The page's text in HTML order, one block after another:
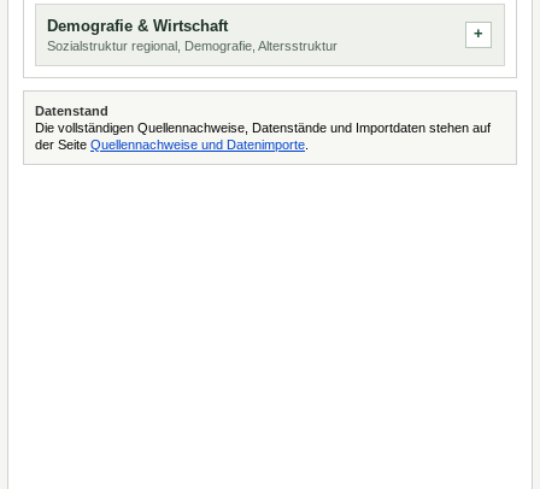
Demografie & Wirtschaft
Sozialstruktur regional, Demografie, Altersstruktur
Datenstand
Die vollständigen Quellennachweise, Datenstände und Importdaten stehen auf
der Seite Quellennachweise und Datenimporte